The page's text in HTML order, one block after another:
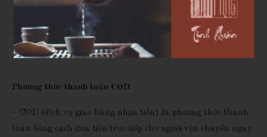
PHƯƠNG THỨC THANH TOÁN KHI MUA HÀNG TẠI
WEBSITE
Phương thức thanh toán COD
– COD (dịch vụ giao hàng nhận tiền) là phương thức thanh
toán bằng cách đưa tiền trực tiếp cho người vận chuyển ngay